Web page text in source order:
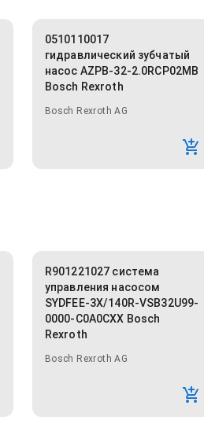
0510110017
гидравлический зубчатый
насос AZPB-32-2.0RCP02MB
Bosch Rexroth
Bosch Rexroth AG
R901221027 система
управления насосом
SYDFEE-3X/140R-VSB32U99-
0000-C0A0CXX Bosch
Rexroth
Bosch Rexroth AG